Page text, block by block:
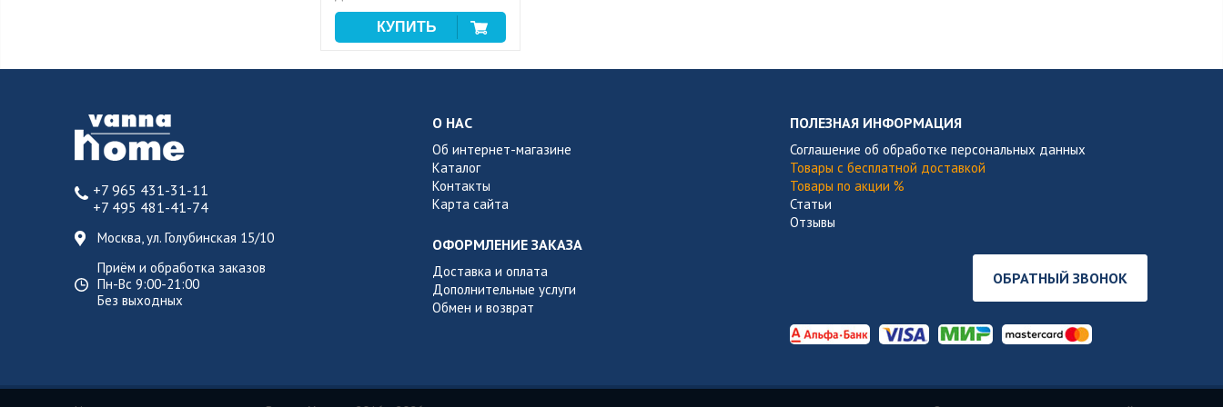
+7 965 431-31-11
+7 495 481-41-74
Москва, ул. Голубинская 15/10
Приём и обработка заказов
Пн-Вс 9:00-21:00
Без выходных
О НАС
Об интернет-магазине
Каталог
Контакты
Карта сайта
ОФОРМЛЕНИЕ ЗАКАЗА
Доставка и оплата
Дополнительные услуги
Обмен и возврат
ПОЛЕЗНАЯ ИНФОРМАЦИЯ
Соглашение об обработке персональных данных
Товары с бесплатной доставкой
Товары по акции %
Статьи
Отзывы
ОБРАТНЫЙ ЗВОНОК